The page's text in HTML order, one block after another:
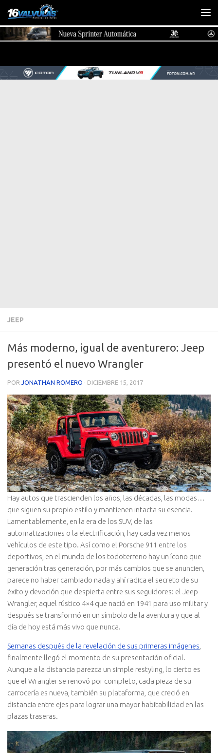
Saltar al contenido
JEEP
Más moderno, igual de aventurero: Jeep
presentó el nuevo Wrangler
POR JONATHAN ROMERO · DICIEMBRE 15, 2017
Hay autos que trascienden los años, las décadas, las modas…
que siguen su propio estilo y mantienen intacta su esencia.
Lamentablemente, en la era de los SUV, de las
automatizaciones o la electrificación, hay cada vez menos
vehículos de este tipo. Así como el Porsche 911 entre los
deportivos, en el mundo de los todoterreno hay un ícono que
generación tras generación, por más cambios que se anuncien,
parece no haber cambiado nada y ahí radica el secreto de su
éxito y devoción que despierta entre sus seguidores: el Jeep
Wrangler, aquel rústico 4×4 que nació en 1941 para uso militar y
después se transformó en un símbolo de la aventura y que al
día de hoy está más vivo que nunca.
Semanas después de la revelación de sus primeras imágenes
finalmente llegó el momento de su presentación oficial.
Aunque a la distancia parezca un simple restyling, lo cierto es
que el Wrangler se renovó por completo, cada pieza de su
carrocería es nueva, también su plataforma, que creció en
distancia entre ejes para lograr una mayor habitabilidad en las
plazas traseras.